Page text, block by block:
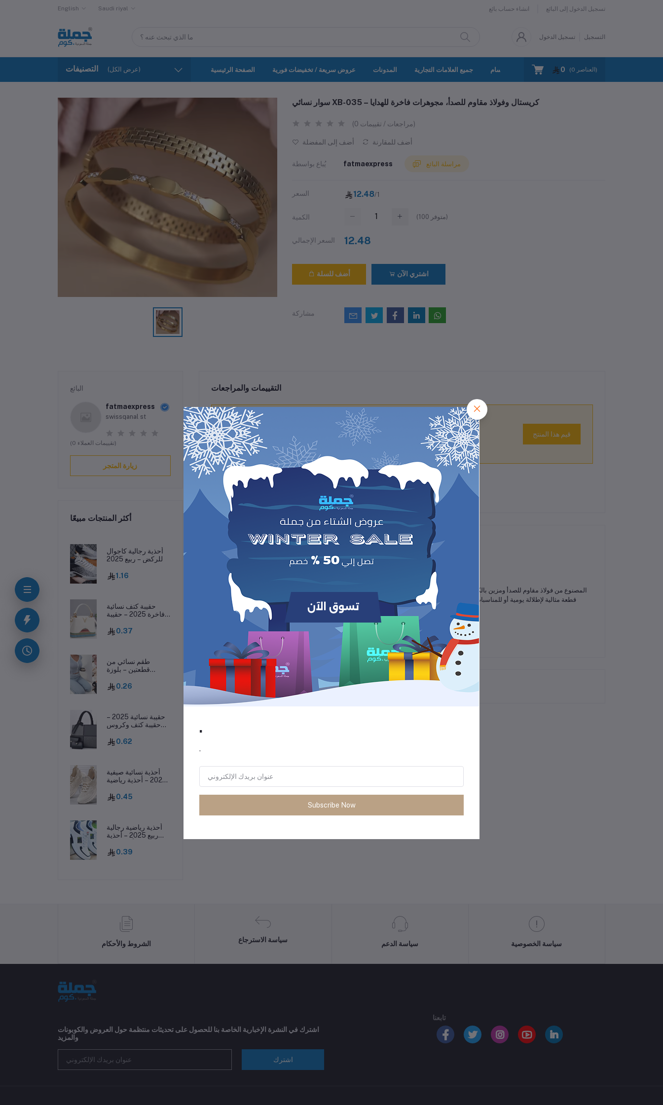
English Saudi riyal انشاء حساب بائع تسجيل الدخول إلى البائع
تسجيل الدخول التسجيل
التصنيفات (عرض الكل) الصفحة الرئيسية عروض سريعة / تخفيضات فورية المدونات جميع العلامات التجارية جميع الأقسام اتصل بنا سياسة الخصوصية 0 (0 العناصر)
سوار نسائي XB-035 – كريستال وفولاذ مقاوم للصدأ، مجوهرات فاخرة للهدايا
(0 مراجعات / تقييمات)
أضف إلى المفضلة أضف للمقارنة
يُباع بواسطة fatmaexpress مراسلة البائع
السعر 12.48/1
الكمية (100 متوفر)
السعر الإجمالي 12.48
أضف للسلة اشتري الآن
مشاركة
البائع
fatmaexpress
swissqanal st
(0 تقييمات العملاء)
زيارة المتجر
أكثر المنتجات مبيعًا
أحذية رجالية كاجوال
للركض – ربيع 2025
1.16
حقيبة كتف نسائية
فاخرة 2025 – حقيبة
واحد0.37
طقم نسائي من
قطعتين – بلوزة
طويل، ملابس نوم
خريفية
0.26
حقيبة نسائية 2025 –
حقيبة كتف وكروس
كبيرة وأسلوب عصري
0.62
أحذية نسائية صيفية
2025 – أحذية رياضية
وخفيفة تسمح بمرور
الهواء
0.45
أحذية رياضية رجالية
ربيع 2025 – أحذية
سميك وقابلة للتهوية
ومقاومة للانزلاق
0.39
التقييمات والمراجعات
0 من أصل 5.0 قيم هذا المنتج
لم تكن هناك تقييمات لهذا المنتج حتى الآن.
أضف لمسة من الأناقة واللمعان إلى إطلالتك مع سوار XB-035 المصنوع من فولاذ مقاوم للصدأ ومزين بالكريستال اللامع. تصميمه الأنيق يجعل منه
قطعة مثالية لإطلالة يومية أو للمناسبات الخاصة، كما أنه خيار رائع للهدايا النسائية. متين وعصري، يجمع بين الجمال والمتانة ليكون إضافة فاخرة
لمجموعة مجوهراتك.
المنتجات التي يتم شراؤها بشكل متكرر
الشروط والأحكام
سياسة الاسترجاع
سياسة الدعم سياسة الخصوصية
اشترك في النشرة الإخبارية الخاصة بنا للحصول على تحديثات منتظمة حول العروض والكوبونات
والمزيد
اشترك
تابعنا
.
.
Subscribe Now